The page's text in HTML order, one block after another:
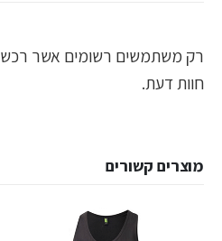
רק משתמשים רשומים אשר רכשו
חוות דעת.
מוצרים קשורים